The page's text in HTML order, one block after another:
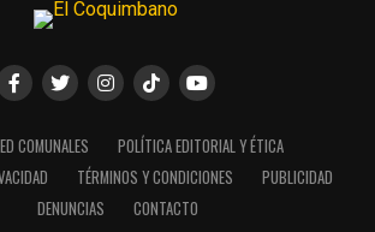
COMUNALES
POLÍTICA EDITORIAL Y ÉTICA
TÉRMINOS Y CONDICIONES
PUBLICIDAD
DENUNCIAS
CONTACTO